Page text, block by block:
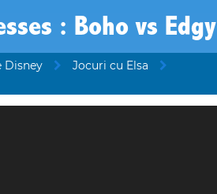
: Boho vs Edgy
Disney
Jocuri cu Elsa